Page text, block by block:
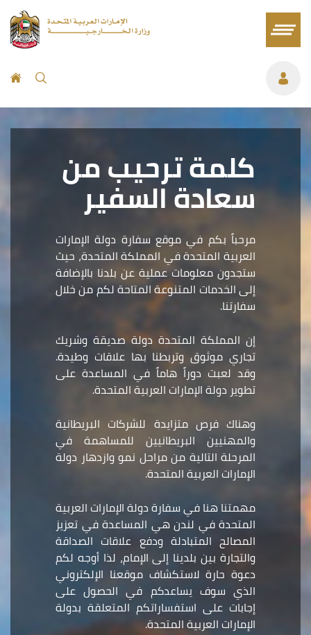
كلمة ترحيب من
سعادة السفير
مرحباً بكم في موقع سفارة دولة الإمارات
العربية المتحدة في المملكة المتحدة، حيث
ستجدون معلومات عملية عن بلدنا بالإضافة
إلى الخدمات المتنوعة المتاحة لكم من خلال
سفارتنا.
إن المملكة المتحدة دولة صديقة وشريك
تجاري موثوق وتربطنا بها علاقات وطيدة.
وقد لعبت دوراً هاماً في المساعدة على
تطوير دولة الإمارات العربية المتحدة.
وهناك فرص متزايدة للشركات البريطانية
والمهنيين البريطانيين للمساهمة في
المرحلة التالية من مراحل نمو وازدهار دولة
الإمارات العربية المتحدة.
مهمتنا هنا في سفارة دولة الإمارات العربية
المتحدة في لندن هي المساعدة في تعزيز
المصالح المتبادلة ودفع علاقات الصداقة
والتجارة بين بلدينا إلى الإمام، لذا أوجه لكم
دعوة حارة لاستكشاف موقعنا الإلكتروني
الذي سوف يساعدكم في الحصول على
إجابات على استفساراتكم المتعلقة بدولة
الإمارات العربية المتحدة.